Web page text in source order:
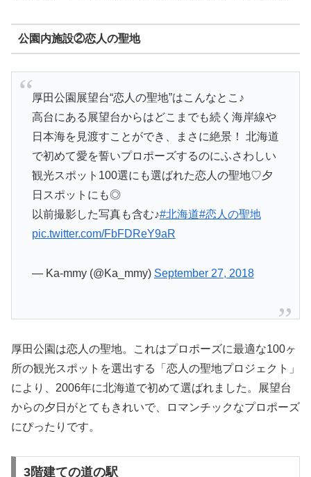
公園内施設②恋人の聖地
厚田公園展望台“恋人の聖地”はこんなとこ♪
高台にある展望台からはどこまでも続く海岸線や
日本海を見渡すことができ、まさに絶景！ 北海道
で初めて愛を誓いプロポーズするのにふさわしい
観光スポット100選にも選ばれた恋人の聖地♡夕
日スポットにも◎
以前撮影した写真も含む♪#北海道#恋人の聖地
pic.twitter.com/FbFDReY9aR
— Ka-mmy (@Ka_mmy) September 27, 2018
厚田公園は恋人の聖地。これはプロポーズに最適な100ヶ
所の観光スポットを選出する「恋人の聖地プロジェクト」
により、2006年に北海道で初めて選ばれました。展望台
からの夕日がとてもきれいで、ロマンチックなプロポーズ
にぴったりです。
3階建ての道の駅